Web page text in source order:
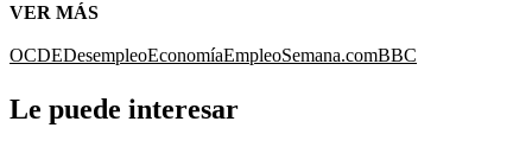
VER MÁS
OCDEDesempleoEconomíaEmpleoSemana.comBBC
Le puede interesar